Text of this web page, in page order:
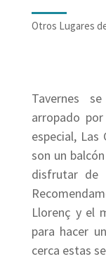
Otros Lugares
Tavernes
arropado
especial, Las
son un
disfrutar de
Llorenç y el
para hacer
cerca estas